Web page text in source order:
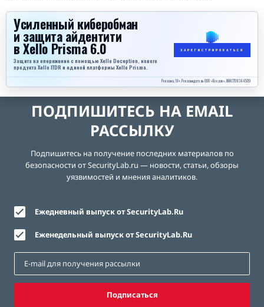
Усиленный киберобман
и защита айдентити
в Xello Prisma 6.0
Защита на опережение с помощью Xello Deception, нового
продукта Xello ITDR и единой платформы Xello Prisma.
ЗАРЕГИСТРИРОВАТЬСЯ
Реклама, 18+. Рекламодатель ООО «Кселло», ИНН 7708344509
ПОДПИШИТЕСЬ НА EMAIL
РАССЫЛКУ
Подпишитесь на получение последних материалов по
безопасности от SecurityLab.ru — новости, статьи, обзоры
уязвимостей и мнения аналитиков.
Ежедневный выпуск от SecurityLab.Ru
Еженедельный выпуск от SecurityLab.Ru
Подписаться